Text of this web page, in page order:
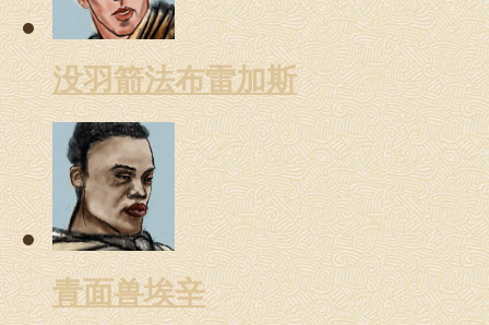
没羽箭法布雷加斯
青面兽埃辛